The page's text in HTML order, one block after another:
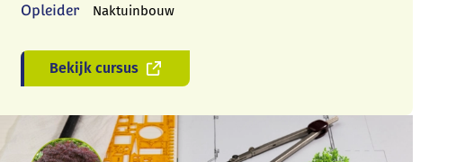
Opleider Naktuinbouw
Bekijk cursus